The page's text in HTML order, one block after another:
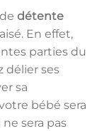
détente
En effet,
parties du
délier ses
sa
bébé sera
sera pas